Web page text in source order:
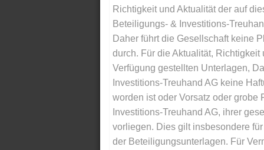
Richtigkeit und Aktualität der auf
Beteiligungs- & Investitions-
Daher führt die Gesellschaft keine
durch. Für die Aktualität,
Verfügung gestellten Unterlagen,
Investitions-Treuhand AG keine
worden ist oder Vorsatz oder
Investitions-Treuhand AG, ihrer
vorliegen. Dies gilt insbesondere
der Beteiligungsunterlagen. Für